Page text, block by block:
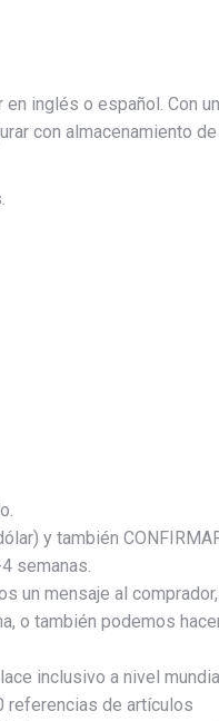
inglés o español. Con
con almacenamiento de
y también
semanas.
un mensaje al
o también podemos
inclusivo a nivel
referencias de artículos